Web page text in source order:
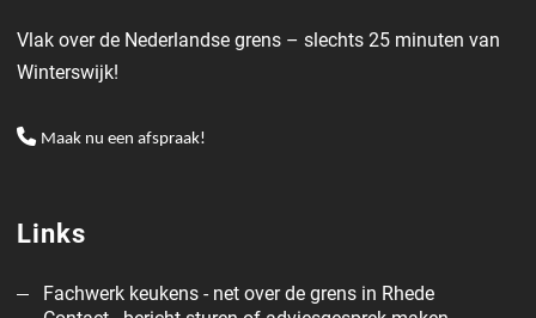
Vlak over de Nederlandse grens – slechts 25 minuten van
Winterswijk!
Maak nu een afspraak!
Links
Fachwerk keukens - net over de grens in Rhede